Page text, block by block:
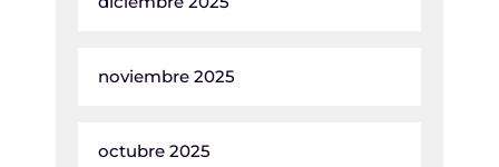
noviembre 2025
octubre 2025